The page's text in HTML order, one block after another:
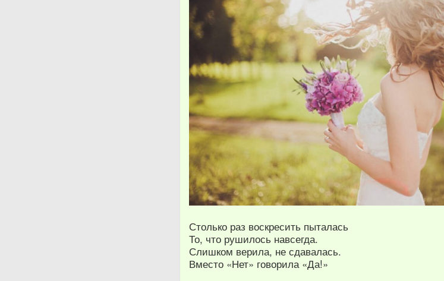
Столько раз воскресить пыталась
То, что рушилось навсегда.
Слишком верила, не сдавалась.
Вместо «Нет» говорила «Да!»